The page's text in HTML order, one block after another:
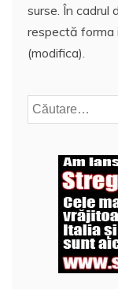
surse. În cadrul
respectă forma
(modifica).
Caută
după: